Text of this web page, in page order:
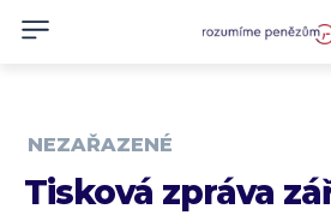
NEZAŘAZENÉ
Tisková zpráva